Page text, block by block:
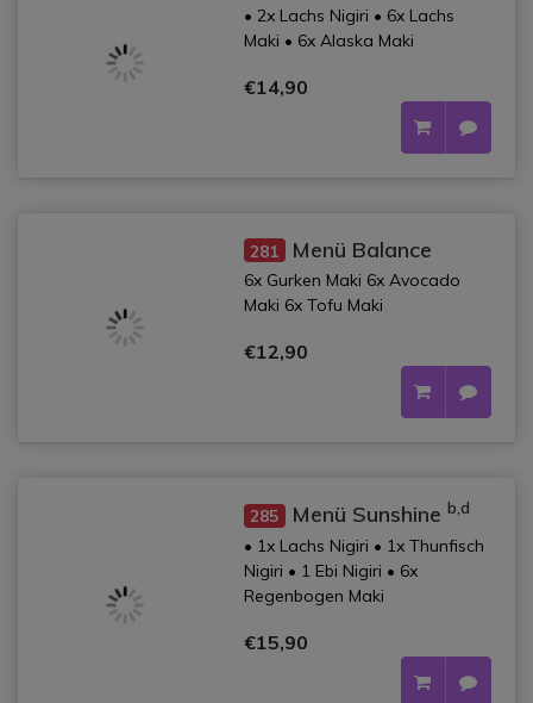
• 2x Lachs Nigiri • 6x Lachs
Maki • 6x Alaska Maki
€14,90
281 Menü Balance
6x Gurken Maki 6x Avocado
Maki 6x Tofu Maki
€12,90
285 Menü Sunshine b,d
• 1x Lachs Nigiri • 1x Thunfisch
Nigiri • 1 Ebi Nigiri • 6x
Regenbogen Maki
€15,90